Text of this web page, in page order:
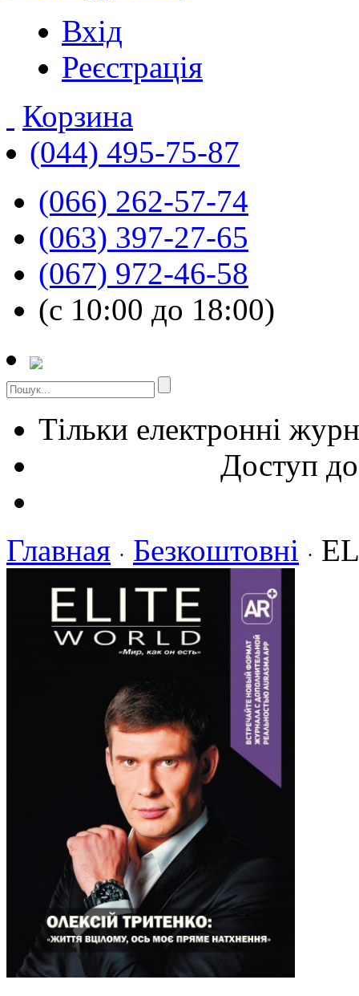
Вхід
Реєстрація
Корзина
(044) 495-75-87
(066) 262-57-74
(063) 397-27-65
(067) 972-46-58
(с 10:00 до 18:00)
Тільки електронні
Доступ
Главная · Безкоштовні ·